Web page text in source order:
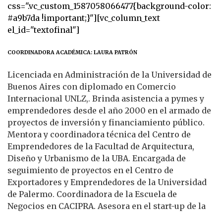
css=".vc_custom_1587058066477{background-color:
#a9b7da !important;}"][vc_column_text
el_id="textofinal"]
COORDINADORA ACADÉMICA: LAURA PATRÓN
Licenciada en Administración de la Universidad de
Buenos Aires con diplomado en Comercio
Internacional UNLZ,. Brinda asistencia a pymes y
emprendedores desde el año 2000 en el armado de
proyectos de inversión y financiamiento público.
Mentora y coordinadora técnica del Centro de
Emprendedores de la Facultad de Arquitectura,
Diseño y Urbanismo de la UBA. Encargada de
seguimiento de proyectos en el Centro de
Exportadores y Emprendedores de la Universidad
de Palermo. Coordinadora de la Escuela de
Negocios en CACIPRA. Asesora en el start-up de la